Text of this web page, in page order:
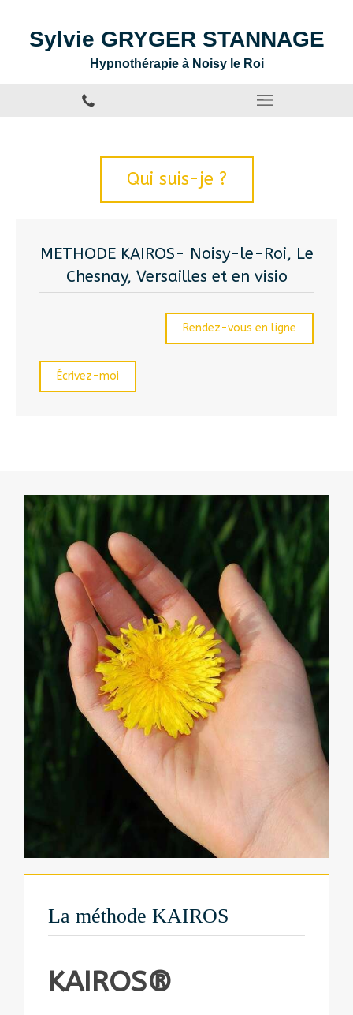
Sylvie GRYGER STANNAGE
Hypnothérapie à Noisy le Roi
Qui suis-je ?
METHODE KAIROS- Noisy-le-Roi, Le
Chesnay, Versailles et en visio
Rendez-vous en ligne
Écrivez-moi
La méthode KAIROS
KAIROS®